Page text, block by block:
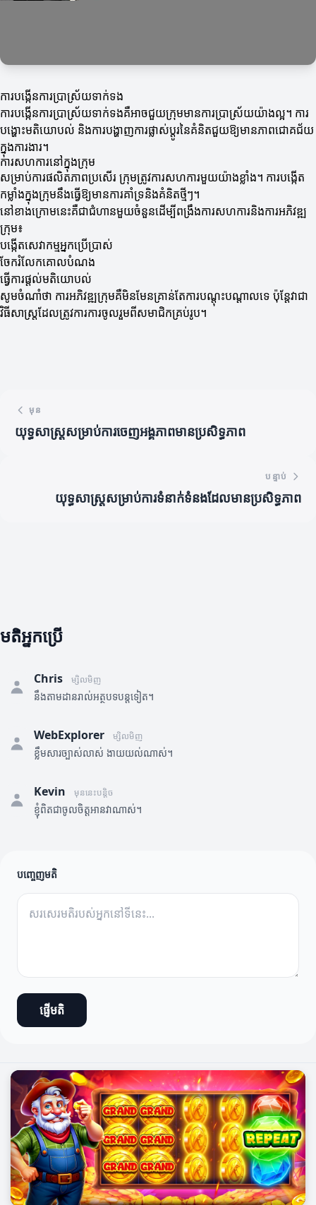
ការបង្កើនការប្រាស្រ័យទាក់ទង
ការបង្កើនការប្រាស្រ័យទាក់ទងគឺអាចជួយក្រុមមានការប្រាស្រ័យយ៉ាងល្អ។ ការ
បង្ហោះមតិយោបល់ និងការបង្ហាញការផ្លាស់ប្តូរនៃគំនិតជួយឱ្យមានភាពជោគជ័យ
ក្នុងការងារ។
ការសហការនៅក្នុងក្រុម
សម្រាប់ការផលិតភាពប្រសើរ ក្រុមត្រូវការសហការមួយយ៉ាងខ្លាំង។ ការបង្កើត
កម្លាំងក្នុងក្រុមនឹងធ្វើឱ្យមានការគាំទ្រនិងគំនិតថ្មីៗ។
នៅខាងក្រោមនេះគឺជាជំហានមួយចំនួនដើម្បីពង្រឹងការសហការនិងការអភិវឌ្ឍ
ក្រុម៖
បង្កើតសេវាកម្មអ្នកប្រើប្រាស់
ចែករំលែកគោលបំណង
ធ្វើការផ្តល់មតិយោបល់
សូមចំណាំថា ការអភិវឌ្ឍក្រុមគឺមិនមែនគ្រាន់តែការបណ្តុះបណ្តាលទេ ប៉ុន្តែវាជា
វិធីសាស្ត្រដែលត្រូវការការចូលរួមពីសមាជិកគ្រប់រូប។
មុន
យុទ្ធសាស្ត្រសម្រាប់ការចេញអង្គភាពមានប្រសិទ្ធភាព
បន្ទាប់
យុទ្ធសាស្ត្រសម្រាប់ការទំនាក់ទំនងដែលមានប្រសិទ្ធភាព
មតិអ្នកប្រើ
Chris ម្សិលមិញ
នឹងតាមដានរាល់អត្ថបទបន្តទៀត។
WebExplorer ម្សិលមិញ
ខ្លឹមសារច្បាស់លាស់ ងាយយល់ណាស់។
Kevin មុននេះបន្តិច
ខ្ញុំពិតជាចូលចិត្តអានវាណាស់។
បញ្ចេញមតិ
ផ្ញើមតិ